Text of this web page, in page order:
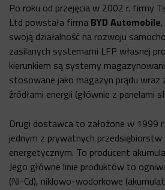
Po roku od przejęcia w 2002 r. firmy
Ltd powstała firma BYD Automobile
swoją działalność na rozwoju
zasilanych systemami LFP własnej
kierunkiem są systemy
stosowane jako magazyn prądu wraz
źródłami energii (głównie z panelami
Drugi dostawca to założone w 1999 r.
jednym z prywatnych przedsiębiorstw
energetycznym. To producent
Jego główne linie produktów to
(Ni-Cd), niklowo-wodorkowe (